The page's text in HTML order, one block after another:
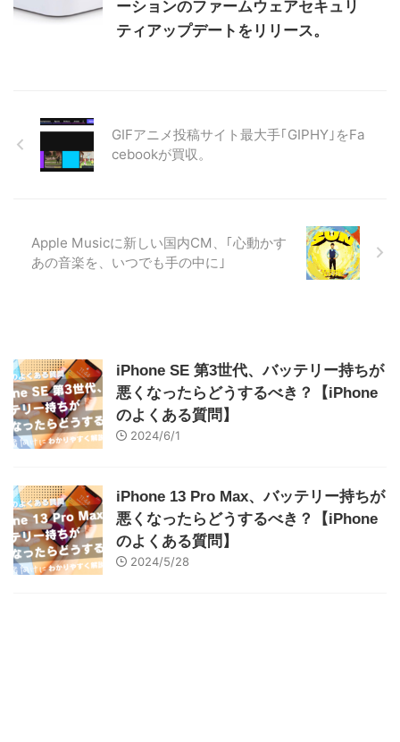
ーションのファームウェアセキュリ
ティアップデートをリリース。
GIFアニメ投稿サイト最大手｢GIPHY｣をFa
cebookが買収。
Apple Musicに新しい国内CM、｢心動かす
あの音楽を、いつでも手の中に｣
iPhone SE 第3世代、バッテリー持ちが
悪くなったらどうするべき？【iPhone
のよくある質問】
2024/6/1
iPhone 13 Pro Max、バッテリー持ちが
悪くなったらどうするべき？【iPhone
のよくある質問】
2024/5/28